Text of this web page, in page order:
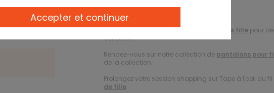
Ref. 93385_01948
Rendez-vous sur notre collection de
jeans fille pour
collection.
Rendez-vous sur notre collection de pantalons pour
de la collection.
Prolongez votre session shopping sur Tape à l'oeil au
de fille.
Accepter et continuer